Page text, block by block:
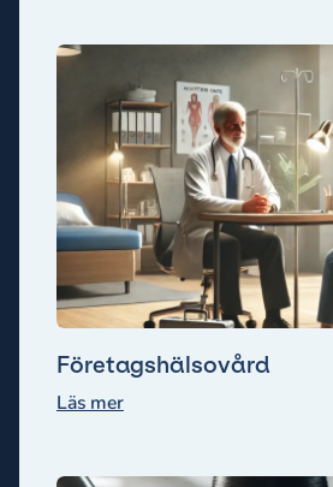
Företagshälsovård
Läs mer